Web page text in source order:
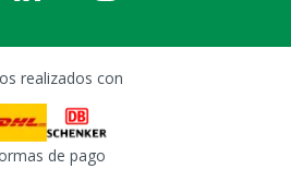
realizados con
de pago